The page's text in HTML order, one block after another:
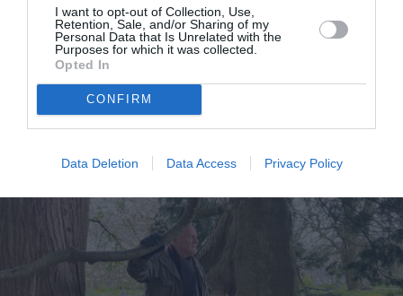
I want to opt-out of Collection, Use,
Retention, Sale, and/or Sharing of my
Personal Data that Is Unrelated with the
Purposes for which it was collected.
Opted In
CONFIRM
Data Deletion Data Access Privacy Policy
Η απροσδόκητη τάση στις τσάντες που ξεχώρισε στο
κόκκινο χαλί των Οscars 2021